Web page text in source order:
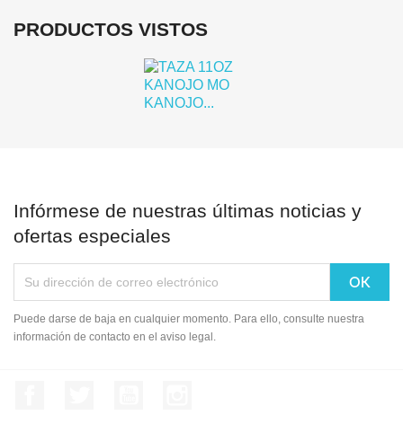
PRODUCTOS VISTOS
Infórmese de nuestras últimas noticias y
ofertas especiales
Puede darse de baja en cualquier momento. Para ello, consulte nuestra
información de contacto en el aviso legal.